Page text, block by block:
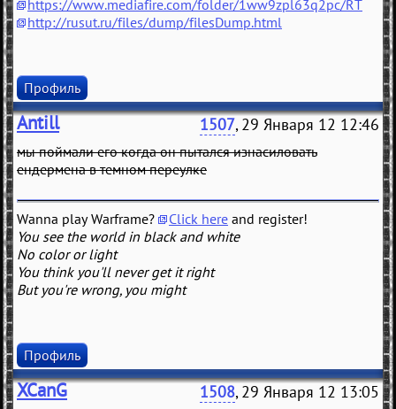
https://www.mediafire.com/folder/1ww9zpl63q2pc/RT
http://rusut.ru/files/dump/filesDump.html
Профиль
Antill 1507, 29 Января 12 12:46
мы поймали его когда он пытался изнасиловать
ендермена в темном переулке
Wanna play Warframe? Click here and register!
You see the world in black and white
No color or light
You think you'll never get it right
But you're wrong, you might
Профиль
XCanG 1508, 29 Января 12 13:05